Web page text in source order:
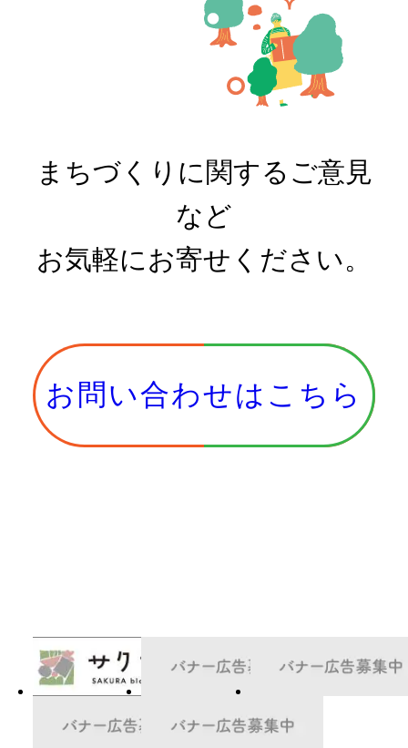
まちづくりに関するご意見
など
お気軽にお寄せください。
お問い合わせはこちら